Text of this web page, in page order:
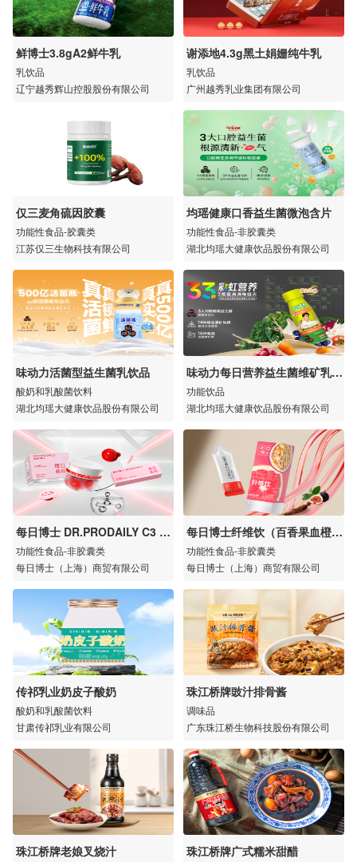
鲜博士3.8gA2鲜牛乳
乳饮品
辽宁越秀辉山控股股份有限公司
谢添地4.3g黑土娟姗纯牛乳
乳饮品
广州越秀乳业集团有限公司
仅三麦角硫因胶囊
功能性食品-胶囊类
江苏仅三生物科技有限公司
均瑶健康口香益生菌微泡含片
功能性食品-非胶囊类
湖北均瑶大健康饮品股份有限公司
味动力活菌型益生菌乳饮品
酸奶和乳酸菌饮料
湖北均瑶大健康饮品股份有限公司
味动力每日营养益生菌维矿乳饮
品
功能饮品
湖北均瑶大健康饮品股份有限公司
每日博士 DR.PRODAILY C3 P
ROCURVE-3™益生菌
功能性食品-非胶囊类
每日博士（上海）商贸有限公司
每日博士纤维饮（百香果血橙风
味）
功能性食品-非胶囊类
每日博士（上海）商贸有限公司
传祁乳业奶皮子酸奶
酸奶和乳酸菌饮料
甘肃传祁乳业有限公司
珠江桥牌豉汁排骨酱
调味品
广东珠江桥生物科技股份有限公司
珠江桥牌老娘叉烧汁 珠江桥牌广式糯米甜醋